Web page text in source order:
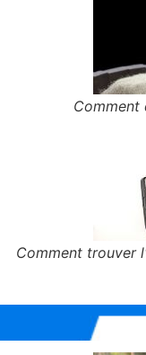
Comment
Comment trouver